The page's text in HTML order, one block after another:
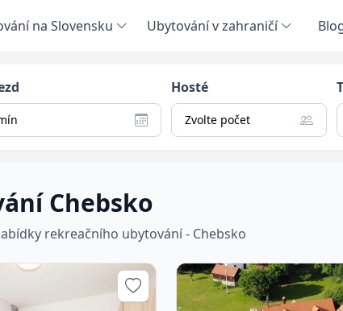
na Slovensku Ubytování v zahraničí
Hosté
Zvolte počet
Chebsko
rekreačního ubytování - Chebsko